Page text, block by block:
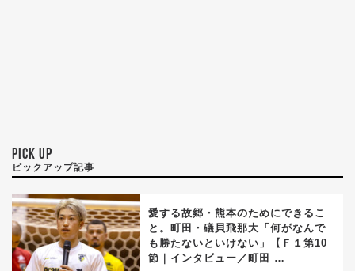
PICK UP
ピックアップ記事
愛する故郷・熊本のためにできるこ
と。町田・礒貝飛那大「何がなんで
も勝たないといけない」【Ｆ１第10
節｜インタビュー／町田 …